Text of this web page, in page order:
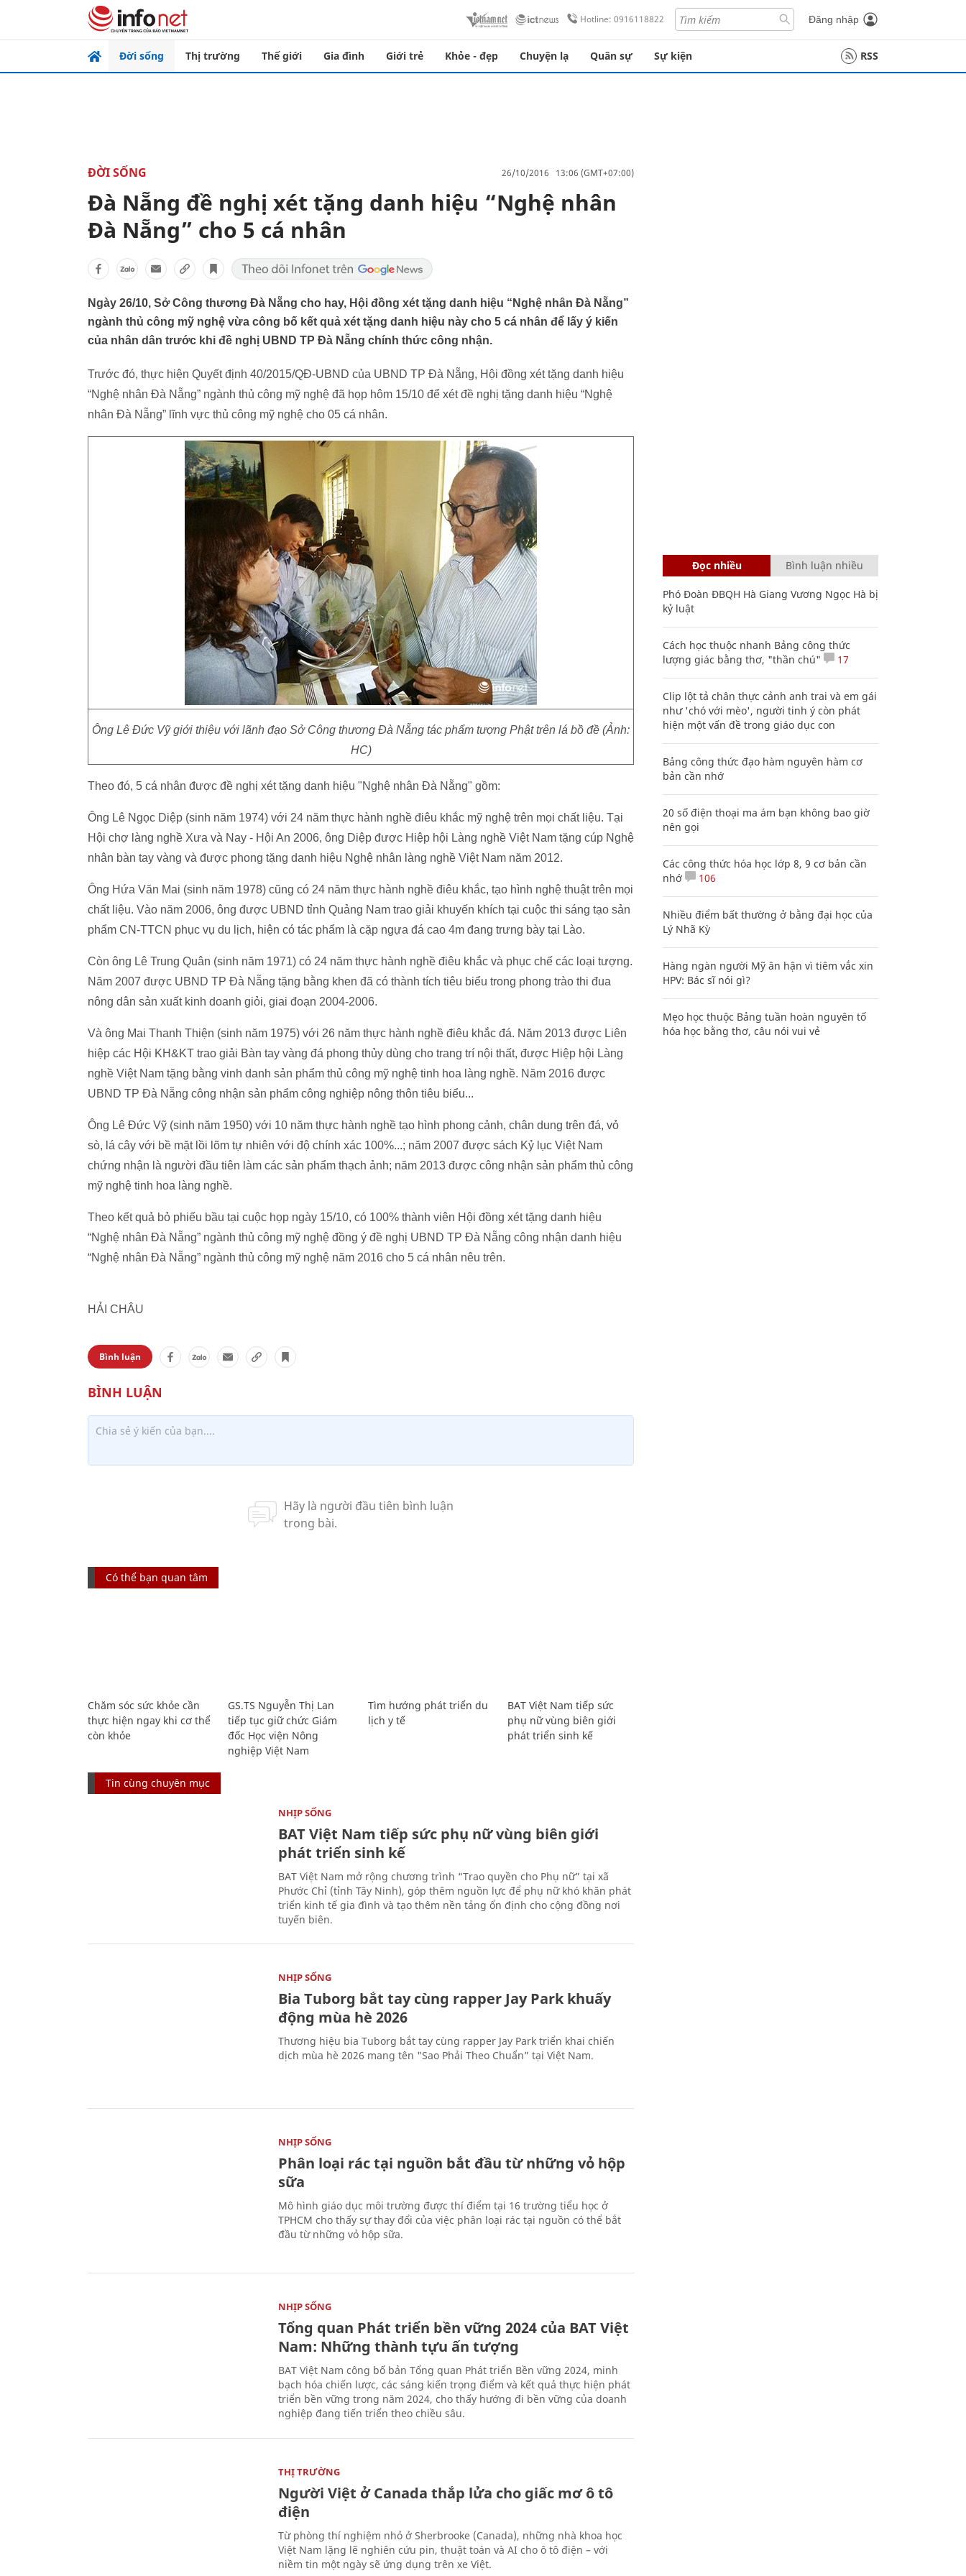
Hotline: 0916118822 Đăng nhập
Đời sống Thị trường Thế giới Gia đình Giới trẻ Khỏe - đẹp Chuyện lạ Quân sự Sự kiện RSS
ĐỜI SỐNG 26/10/2016 13:06 (GMT+07:00)
Đà Nẵng đề nghị xét tặng danh hiệu “Nghệ nhân
Đà Nẵng” cho 5 cá nhân
Ngày 26/10, Sở Công thương Đà Nẵng cho hay, Hội đồng xét tặng danh hiệu “Nghệ nhân Đà Nẵng”
ngành thủ công mỹ nghệ vừa công bố kết quả xét tặng danh hiệu này cho 5 cá nhân để lấy ý kiến
của nhân dân trước khi đề nghị UBND TP Đà Nẵng chính thức công nhận.
Trước đó, thực hiện Quyết định 40/2015/QĐ-UBND của UBND TP Đà Nẵng, Hội đồng xét tặng danh hiệu
“Nghệ nhân Đà Nẵng” ngành thủ công mỹ nghệ đã họp hôm 15/10 để xét đề nghị tặng danh hiệu “Nghệ
nhân Đà Nẵng” lĩnh vực thủ công mỹ nghệ cho 05 cá nhân.
Ông Lê Đức Vỹ giới thiệu với lãnh đạo Sở Công thương Đà Nẵng tác phẩm tượng Phật trên lá bồ đề (Ảnh:
HC)
Theo đó, 5 cá nhân được đề nghị xét tặng danh hiệu "Nghệ nhân Đà Nẵng" gồm:
Ông Lê Ngọc Diệp (sinh năm 1974) với 24 năm thực hành nghề điêu khắc mỹ nghệ trên mọi chất liệu. Tại
Hội chợ làng nghề Xưa và Nay - Hội An 2006, ông Diệp được Hiệp hội Làng nghề Việt Nam tặng cúp Nghệ
nhân bàn tay vàng và được phong tặng danh hiệu Nghệ nhân làng nghề Việt Nam năm 2012.
Ông Hứa Văn Mai (sinh năm 1978) cũng có 24 năm thực hành nghề điêu khắc, tạo hình nghệ thuật trên mọi
chất liệu. Vào năm 2006, ông được UBND tỉnh Quảng Nam trao giải khuyến khích tại cuộc thi sáng tạo sản
phẩm CN-TTCN phục vụ du lịch, hiện có tác phẩm là cặp ngựa đá cao 4m đang trưng bày tại Lào.
Còn ông Lê Trung Quân (sinh năm 1971) có 24 năm thực hành nghề điêu khắc và phục chế các loại tượng.
Năm 2007 được UBND TP Đà Nẵng tặng bằng khen đã có thành tích tiêu biểu trong phong trào thi đua
nông dân sản xuất kinh doanh giỏi, giai đoạn 2004-2006.
Và ông Mai Thanh Thiện (sinh năm 1975) với 26 năm thực hành nghề điêu khắc đá. Năm 2013 được Liên
hiệp các Hội KH&KT trao giải Bàn tay vàng đá phong thủy dùng cho trang trí nội thất, được Hiệp hội Làng
nghề Việt Nam tặng bằng vinh danh sản phẩm thủ công mỹ nghệ tinh hoa làng nghề. Năm 2016 được
UBND TP Đà Nẵng công nhận sản phẩm công nghiệp nông thôn tiêu biểu...
Ông Lê Đức Vỹ (sinh năm 1950) với 10 năm thực hành nghề tạo hình phong cảnh, chân dung trên đá, vỏ
sò, lá cây với bề mặt lồi lõm tự nhiên với độ chính xác 100%...; năm 2007 được sách Kỷ lục Việt Nam
chứng nhận là người đầu tiên làm các sản phẩm thạch ảnh; năm 2013 được công nhận sản phẩm thủ công
mỹ nghệ tinh hoa làng nghề.
Theo kết quả bỏ phiếu bầu tại cuộc họp ngày 15/10, có 100% thành viên Hội đồng xét tặng danh hiệu
“Nghệ nhân Đà Nẵng” ngành thủ công mỹ nghệ đồng ý đề nghị UBND TP Đà Nẵng công nhận danh hiệu
“Nghệ nhân Đà Nẵng” ngành thủ công mỹ nghệ năm 2016 cho 5 cá nhân nêu trên.
HẢI CHÂU
Bình luận
Có thể bạn quan tâm
Chăm sóc sức khỏe cần
thực hiện ngay khi cơ thể
còn khỏe
GS.TS Nguyễn Thị Lan
tiếp tục giữ chức Giám
đốc Học viện Nông
nghiệp Việt Nam
Tìm hướng phát triển du
lịch y tế
BAT Việt Nam tiếp sức
phụ nữ vùng biên giới
phát triển sinh kế
Tin cùng chuyên mục
NHỊP SỐNG
BAT Việt Nam tiếp sức phụ nữ vùng biên giới
phát triển sinh kế
BAT Việt Nam mở rộng chương trình “Trao quyền cho Phụ nữ” tại xã
Phước Chỉ (tỉnh Tây Ninh), góp thêm nguồn lực để phụ nữ khó khăn phát
triển kinh tế gia đình và tạo thêm nền tảng ổn định cho cộng đồng nơi
tuyến biên.
NHỊP SỐNG
Bia Tuborg bắt tay cùng rapper Jay Park khuấy
động mùa hè 2026
Thương hiệu bia Tuborg bắt tay cùng rapper Jay Park triển khai chiến
dịch mùa hè 2026 mang tên "Sao Phải Theo Chuẩn” tại Việt Nam.
NHỊP SỐNG
Phân loại rác tại nguồn bắt đầu từ những vỏ hộp
sữa
Mô hình giáo dục môi trường được thí điểm tại 16 trường tiểu học ở
TPHCM cho thấy sự thay đổi của việc phân loại rác tại nguồn có thể bắt
đầu từ những vỏ hộp sữa.
NHỊP SỐNG
Tổng quan Phát triển bền vững 2024 của BAT Việt
Nam: Những thành tựu ấn tượng
BAT Việt Nam công bố bản Tổng quan Phát triển Bền vững 2024, minh
bạch hóa chiến lược, các sáng kiến trọng điểm và kết quả thực hiện phát
triển bền vững trong năm 2024, cho thấy hướng đi bền vững của doanh
nghiệp đang tiến triển theo chiều sâu.
THỊ TRƯỜNG
Người Việt ở Canada thắp lửa cho giấc mơ ô tô
điện
Từ phòng thí nghiệm nhỏ ở Sherbrooke (Canada), những nhà khoa học
Việt Nam lặng lẽ nghiên cứu pin, thuật toán và AI cho ô tô điện – với
niềm tin một ngày sẽ ứng dụng trên xe Việt.
Đọc nhiều Bình luận nhiều
Phó Đoàn ĐBQH Hà Giang Vương Ngọc Hà bị
kỷ luật
Cách học thuộc nhanh Bảng công thức
lượng giác bằng thơ, "thần chú"
17
Clip lột tả chân thực cảnh anh trai và em gái
như 'chó với mèo', người tinh ý còn phát
hiện một vấn đề trong giáo dục con
Bảng công thức đạo hàm nguyên hàm cơ
bản cần nhớ
20 số điện thoại ma ám bạn không bao giờ
nên gọi
Các công thức hóa học lớp 8, 9 cơ bản cần
nhớ
106
Nhiều điểm bất thường ở bằng đại học của
Lý Nhã Kỳ
Hàng ngàn người Mỹ ân hận vì tiêm vắc xin
HPV: Bác sĩ nói gì?
Mẹo học thuộc Bảng tuần hoàn nguyên tố
hóa học bằng thơ, câu nói vui vẻ